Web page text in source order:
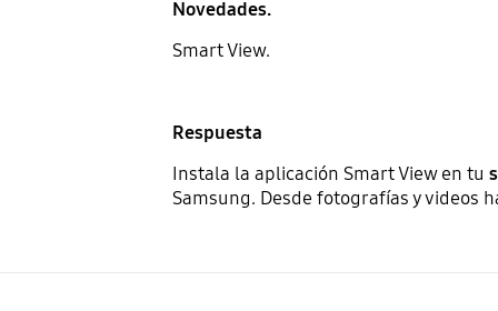
Novedades.
Smart View.
Respuesta
Instala la aplicación Smart View en tu
Samsung. Desde fotografías y videos